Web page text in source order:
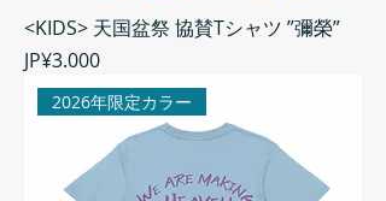
<KIDS> 天国盆祭 協賛Tシャツ ”彌榮”
Harga
JP¥3.000
2026年限定カラー